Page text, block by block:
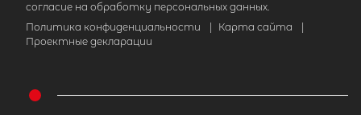
согласие на обработку персональных данных.
Политика конфиденциальности
Карта сайта
Проектные декларации